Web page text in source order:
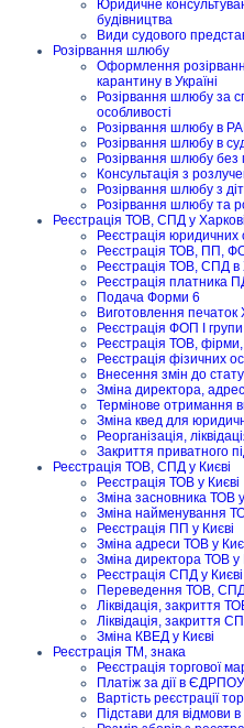
Юридичне
будівництва
Види судового
Розірвання шлюбу
Оформлення
карантину в Україні
Розірвання шлюбу за
особливості
Розірвання шлюбу в
Розірвання шлюбу в
Розірвання шлюбу без
Консультація з
Розірвання шлюбу з
Розірвання шлюбу та
Реєстрація ТОВ, СПД у Харкові
Реєстрація юридичних
Реєстрація ТОВ, ПП,
Реєстрація ТОВ, СПД в
Реєстрація платника
Подача Форми 6
Виготовлення печаток
Реєстрація ФОП I групи
Реєстрація ТОВ,
Реєстрація фізичних
Внесення змін до
Зміна директора,
Термінове отримання
Зміна квед для
Реорганізація,
Закриття приватного
Реєстрація ТОВ, СПД у Києві
Реєстрація ТОВ у Києві
Зміна засновника ТОВ у
Зміна найменування
Реєстрація ПП у Києві
Зміна адреси ТОВ у
Зміна директора ТОВ у
Реєстрація СПД у Києві
Переведення ТОВ,
Ліквідація, закриття
Ліквідація, закриття
Зміна КВЕД у Києві
Реєстрація ТМ, знака
Реєстрація торгової
Платіж за дії в ЄДРПОУ
Вартість реєстрації
Підстави для відмови